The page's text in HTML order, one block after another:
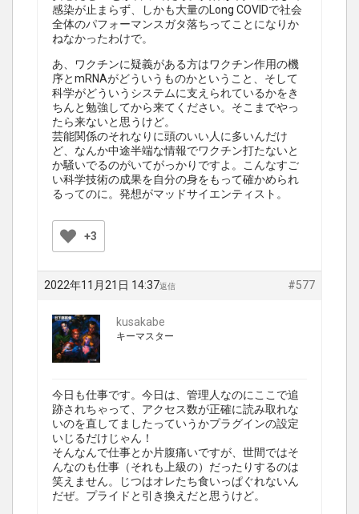
感染が止まらず、しかも大量のLong COVIDで社会
全体のパフォーマンスガタ落ちってことになりか
ねなかったわけで。
あ、ワクチンに疑義がある方はワクチン作用の機
序とmRNAがどういうものかということ、そして
科学がどういうシステムに支えられているかをき
ちんと勉強してから来てください。そこまでやっ
たら来ないと思うけど。
芸能関係のそれなりに頭のいい人に多いんだけ
ど、なんか中途半端な情報でワクチン打たないと
か騒いでるのがいてがっかりですよ。こんなすご
い科学技術の成果を自分の身をもって確かめられ
るってのに。発想がマッドサイエンティスト。
+3
2022年11月21日 14:37 #577
返信
kusakabe
キーマスター
今日も仕事です。今日は、管理人なのにここで追
跡されちゃって、アクセス数が正確に読み取れな
いのを直してましたっていうかプラグインの設定
いじるだけじゃん！
そんなんで仕事とか片腹痛いですが、世間ではそ
んなのも仕事（それも上級の）だったりするのは
笑えません。じつはオレたち食いっぱぐれないん
だぜ。プライドと引き換えだと思うけど。